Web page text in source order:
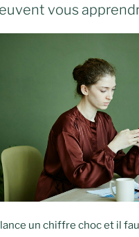
vous
un chiffre choc et il